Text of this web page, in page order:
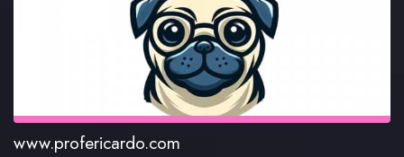
www.profericardo.com